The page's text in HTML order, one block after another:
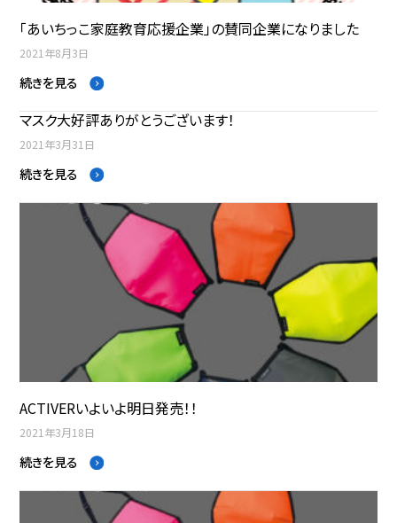
「あいちっこ家庭教育応援企業」の賛同企業になりました
2021年8月3日
続きを見る
マスク大好評ありがとうございます！
2021年3月31日
続きを見る
ACTIVERいよいよ明日発売！！
2021年3月18日
続きを見る